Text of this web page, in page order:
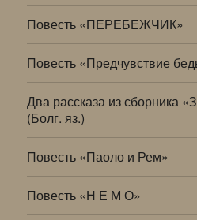
Повесть «ПЕРЕБЕЖЧИК»
Повесть «Предчувствие
Два рассказа из сборника
(Болг. яз.)
Повесть «Паоло и Рем»
Повесть «Н Е М О»